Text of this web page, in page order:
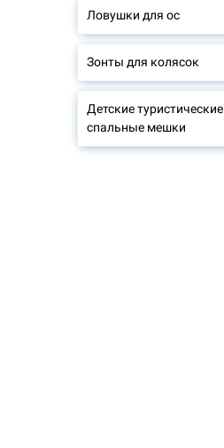
Ловушки для ос
Зонты для колясок
Детские туристические
спальные мешки